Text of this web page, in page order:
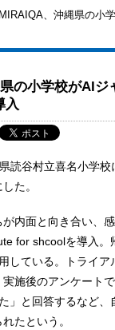
、沖縄県の小
の小学校がAI
入
読谷村立喜名小学
た。
内面と向き合い、
for shcoolを導入。
している。トライア
施後のアンケート
」と回答するなど、
たという。